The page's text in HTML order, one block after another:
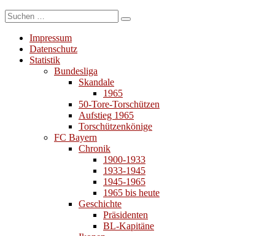
Suchen
nach:
Suchen
Impressum
Datenschutz
Statistik
Bundesliga
Skandale
1965
50-Tore-Torschützen
Aufstieg 1965
Torschützenkönige
FC Bayern
Chronik
1900-1933
1933-1945
1945-1965
1965 bis heute
Geschichte
Präsidenten
BL-Kapitäne